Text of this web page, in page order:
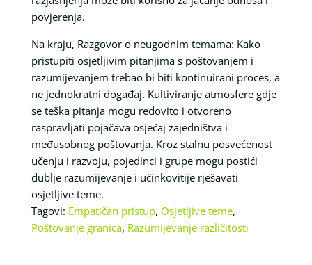
povjerenja.
Na kraju, Razgovor o neugodnim temama: Kako
pristupiti osjetljivim pitanjima s poštovanjem i
razumijevanjem trebao bi biti kontinuirani proces, a
ne jednokratni događaj. Kultiviranje atmosfere gdje
se teška pitanja mogu redovito i otvoreno
raspravljati pojačava osjećaj zajedništva i
međusobnog poštovanja. Kroz stalnu posvećenost
učenju i razvoju, pojedinci i grupe mogu postići
dublje razumijevanje i učinkovitije rješavati
osjetljive teme.
Tagovi: Empatičan pristup, Osjetljive teme,
Poštovanje granica, Razumijevanje različitosti